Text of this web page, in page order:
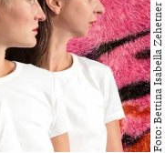
Foto: Bettina Isabella Zehetner